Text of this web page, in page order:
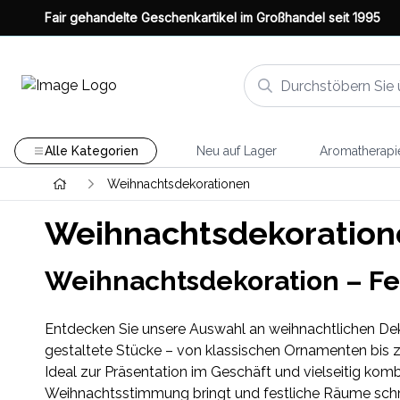
Fair gehandelte Geschenkartikel im Großhandel seit 1995
Alle Kategorien Neu auf Lager
Weihnachtsdekorationen
Weihnachtsdekoration –
Entdecken Sie unsere Auswahl an weihnachtlichen
gestaltete Stücke – von klassischen Ornamenten bis
Ideal zur Präsentation im Geschäft und vielseitig
Weihnachtsstimmung bringt und festliche Räume